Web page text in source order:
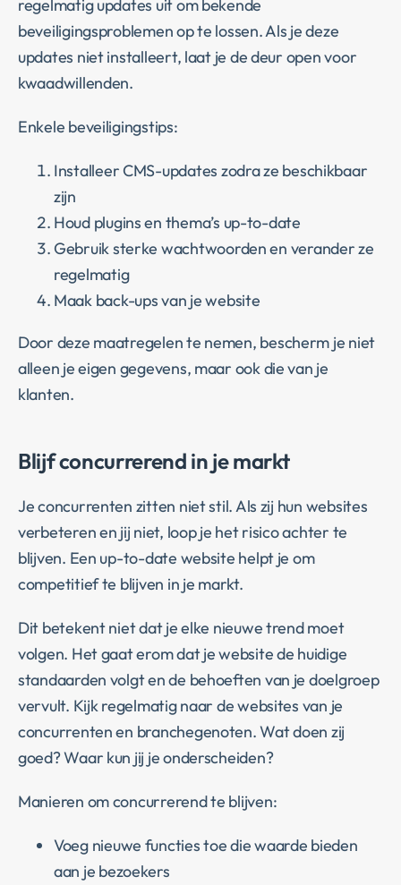
regelmatig updates uit om bekende
beveiligingsproblemen op te lossen. Als je deze
updates niet installeert, laat je de deur open voor
kwaadwillenden.
Enkele beveiligingstips:
Installeer CMS-updates zodra ze beschikbaar
zijn
Houd plugins en thema’s up-to-date
Gebruik sterke wachtwoorden en verander ze
regelmatig
Maak back-ups van je website
Door deze maatregelen te nemen, bescherm je niet
alleen je eigen gegevens, maar ook die van je
klanten.
Blijf concurrerend in je markt
Je concurrenten zitten niet stil. Als zij hun websites
verbeteren en jij niet, loop je het risico achter te
blijven. Een up-to-date website helpt je om
competitief te blijven in je markt.
Dit betekent niet dat je elke nieuwe trend moet
volgen. Het gaat erom dat je website de huidige
standaarden volgt en de behoeften van je doelgroep
vervult. Kijk regelmatig naar de websites van je
concurrenten en branchegenoten. Wat doen zij
goed? Waar kun jij je onderscheiden?
Manieren om concurrerend te blijven:
Voeg nieuwe functies toe die waarde bieden
aan je bezoekers